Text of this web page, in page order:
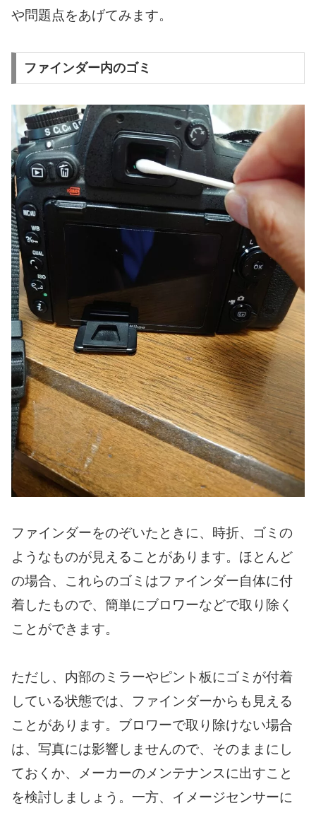
や問題点をあげてみます。
ファインダー内のゴミ
ファインダーをのぞいたときに、時折、ゴミの
ようなものが見えることがあります。ほとんど
の場合、これらのゴミはファインダー自体に付
着したもので、簡単にブロワーなどで取り除く
ことができます。
ただし、内部のミラーやピント板にゴミが付着
している状態では、ファインダーからも見える
ことがあります。ブロワーで取り除けない場合
は、写真には影響しませんので、そのままにし
ておくか、メーカーのメンテナンスに出すこと
を検討しましょう。一方、イメージセンサーに